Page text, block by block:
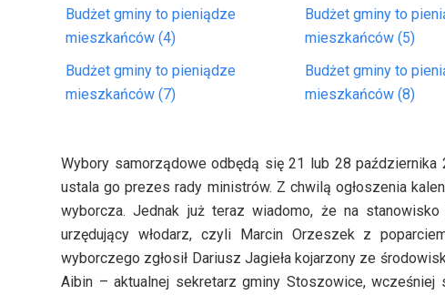
Budżet gminy to pieniądze
mieszkańców (4)
Budżet gminy to
mieszkańców (5)
Budżet gminy to pieniądze
mieszkańców (7)
Budżet gminy to
mieszkańców (8)
Wybory samorządowe odbędą się 21 lub 28
ustala go prezes rady ministrów. Z chwilą ogłoszenia
wyborcza. Jednak już teraz wiadomo, że na
urzędujący włodarz, czyli Marcin Orzeszek z
wyborczego zgłosił Dariusz Jagieła kojarzony ze
Aibin – aktualnej sekretarz gminy Stoszowice,